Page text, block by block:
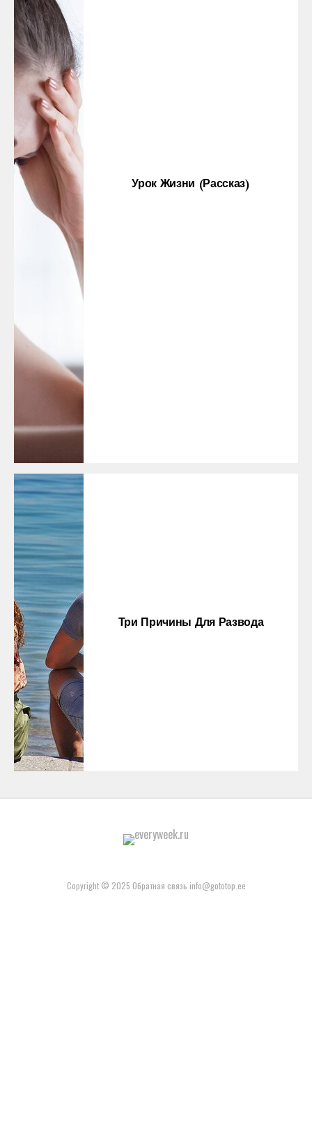
Урок Жизни (рассказ)
Три Причины Для Развода
Copyright © 2025 Обратная связь info@gototop.ee